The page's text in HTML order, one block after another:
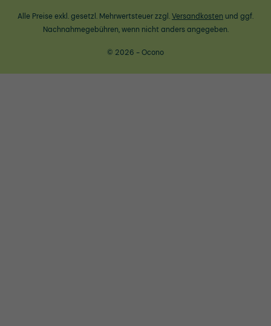
Alle Preise exkl. gesetzl. Mehrwertsteuer zzgl.Versandkosten und ggf.
Nachnahmegebühren, wenn nicht anders angegeben.
© 2026 - Ocono